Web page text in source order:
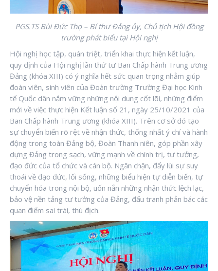
PGS.TS Bùi Đức Thọ – Bí thư Đảng ủy, Chủ tịch Hội đồng
trường phát biểu tại Hội nghị
Hội nghị học tập, quán triệt, triển khai thực hiện kết luận,
quy định của Hội nghị lần thứ tư Ban Chấp hành Trung ương
Đảng (khóa XIII) có ý nghĩa hết sức quan trọng nhằm giúp
đoàn viên, sinh viên của Đoàn trường Trường Đại học Kinh
tế Quốc dân nắm vững những nội dung cốt lõi, những điểm
mới về việc thực hiện Kết luận số 21, ngày 25/10/2021 của
Ban Chấp hành Trung ương (khóa XIII). Trên cơ sở đó tạo
sự chuyển biến rõ rệt về nhận thức, thống nhất ý chí và hành
động trong toàn Đảng bộ, Đoàn Thanh niên, góp phần xây
dựng Đảng trong sạch, vững mạnh về chính trị, tư tưởng,
đạo đức của tổ chức và cán bộ. Ngăn chặn, đẩy lùi sự suy
thoái về đạo đức, lối sống, những biểu hiện tự diễn biến, tự
chuyển hóa trong nội bộ, uốn nắn những nhận thức lệch lạc,
bảo vệ nền tảng tư tưởng của Đảng, đấu tranh phản bác các
quan điểm sai trái, thù địch.